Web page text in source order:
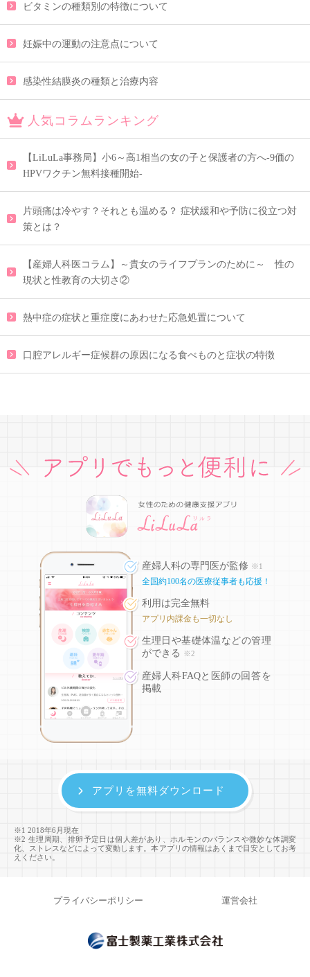
ビタミンの種類別の特徴について
妊娠中の運動の注意点について
感染性結膜炎の種類と治療内容
人気コラムランキング
【LiLuLa事務局】小6～高1相当の女の子と保護者の方へ-9価の
HPVワクチン無料接種開始-
片頭痛は冷やす？それとも温める？ 症状緩和や予防に役立つ対
策とは？
【産婦人科医コラム】～貴女のライフプランのために～ 性の
現状と性教育の大切さ②
熱中症の症状と重症度にあわせた応急処置について
口腔アレルギー症候群の原因になる食べものと症状の特徴
産婦人科の専門医が監修 ※1
全国約100名の医療従事者も応援！
利用は完全無料
アプリ内課金も一切なし
生理日や基礎体温などの管理
ができる
※2
産婦人科FAQと医師の回答を
掲載
※1 2018年6月現在
※2 生理周期、排卵予定日は個人差があり、ホルモンのバランスや微妙な体調変
化、ストレスなどによって変動します。本アプリの情報はあくまで目安としてお考
えください。
アプリを無料ダウンロード
プライバシーポリシー 運営会社